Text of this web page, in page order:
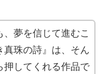
夢を信じて進むこ
真珠の詩』は、そん
押してくれる作品で